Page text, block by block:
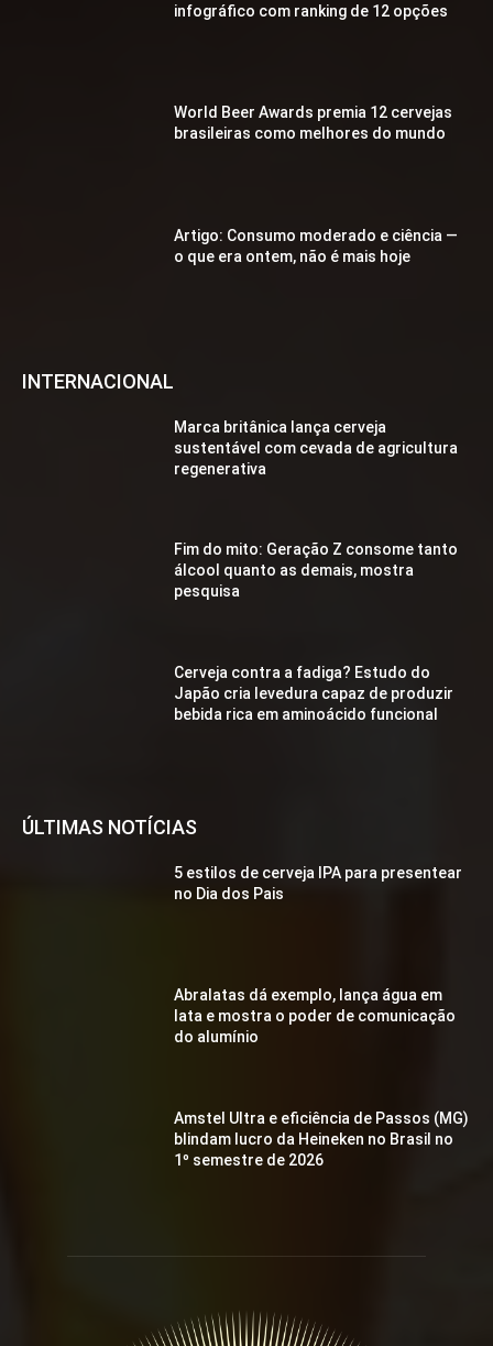
infográfico com ranking de 12 opções
World Beer Awards premia 12 cervejas
brasileiras como melhores do mundo
Artigo: Consumo moderado e ciência —
o que era ontem, não é mais hoje
INTERNACIONAL
Marca britânica lança cerveja
sustentável com cevada de agricultura
regenerativa
Fim do mito: Geração Z consome tanto
álcool quanto as demais, mostra
pesquisa
Cerveja contra a fadiga? Estudo do
Japão cria levedura capaz de produzir
bebida rica em aminoácido funcional
ÚLTIMAS NOTÍCIAS
5 estilos de cerveja IPA para presentear
no Dia dos Pais
Abralatas dá exemplo, lança água em
lata e mostra o poder de comunicação
do alumínio
Amstel Ultra e eficiência de Passos (MG)
blindam lucro da Heineken no Brasil no
1º semestre de 2026